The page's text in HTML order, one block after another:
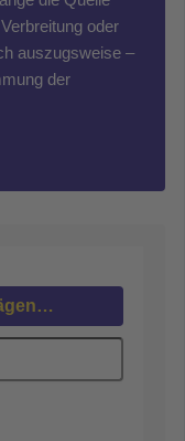
oder
auszugsweise –
der